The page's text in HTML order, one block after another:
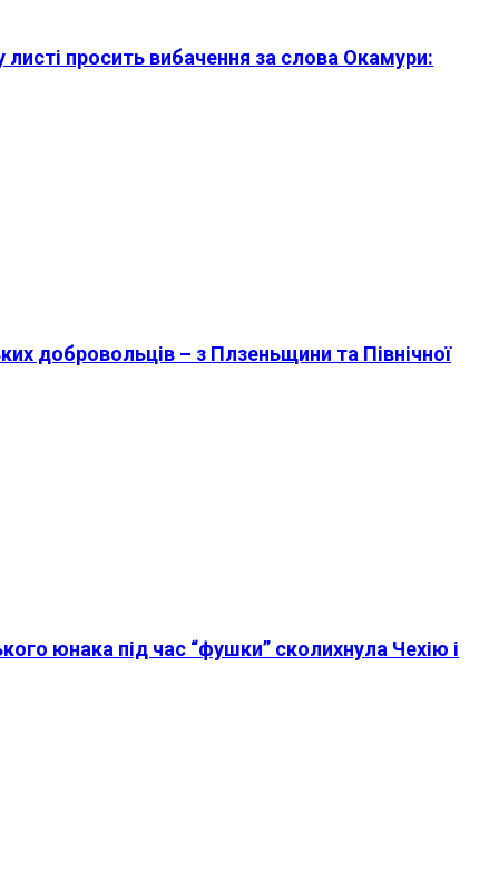
просить вибачення за слова Окамури:
добровольців – з Плзеньщини та Північної
юнака під час “фушки” сколихнула Чехію і